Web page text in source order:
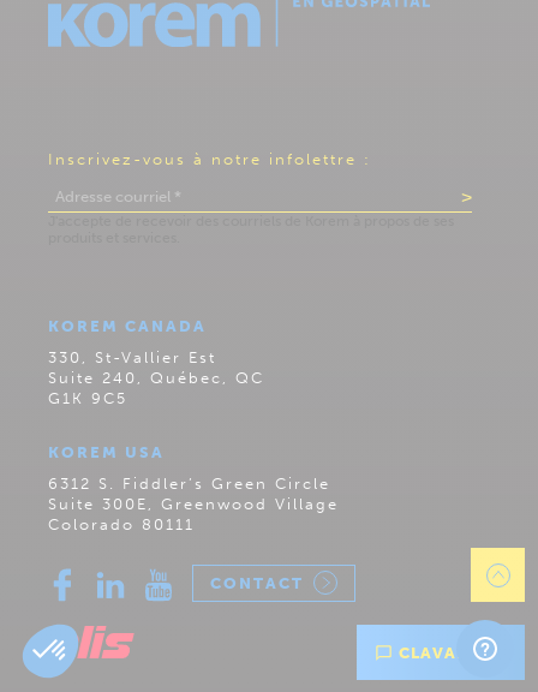
Inscrivez-vous à notre infolettre :
KOREM CANADA
330, St-Vallier Est
Suite 240, Québec, QC
G1K 9C5
KOREM USA
6312 S. Fiddler’s Green Circle
Suite 300E, Greenwood Village
Colorado 80111
CONTACT
CLAVARDEZ